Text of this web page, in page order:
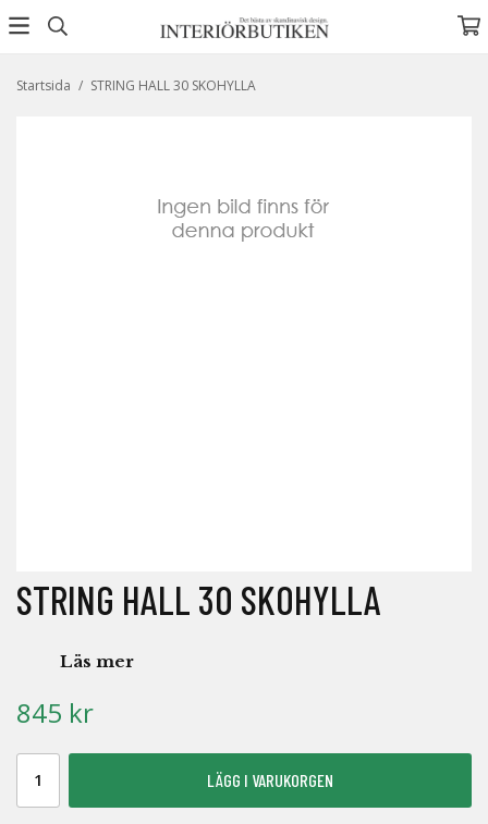
Startsida / STRING HALL 30 SKOHYLLA
STRING HALL 30 SKOHYLLA
Läs mer
845 kr
LÄGG I VARUKORGEN